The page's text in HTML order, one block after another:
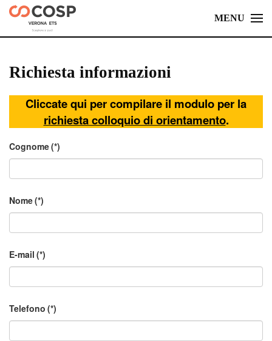
Skip
main
content
MENU
Richiesta informazioni
Cliccate qui per compilare il modulo per la
richiesta colloquio di orientamento.
Cognome(*)
Nome(*)
E-mail (*)
Telefono (*)